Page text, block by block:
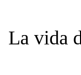
La vida